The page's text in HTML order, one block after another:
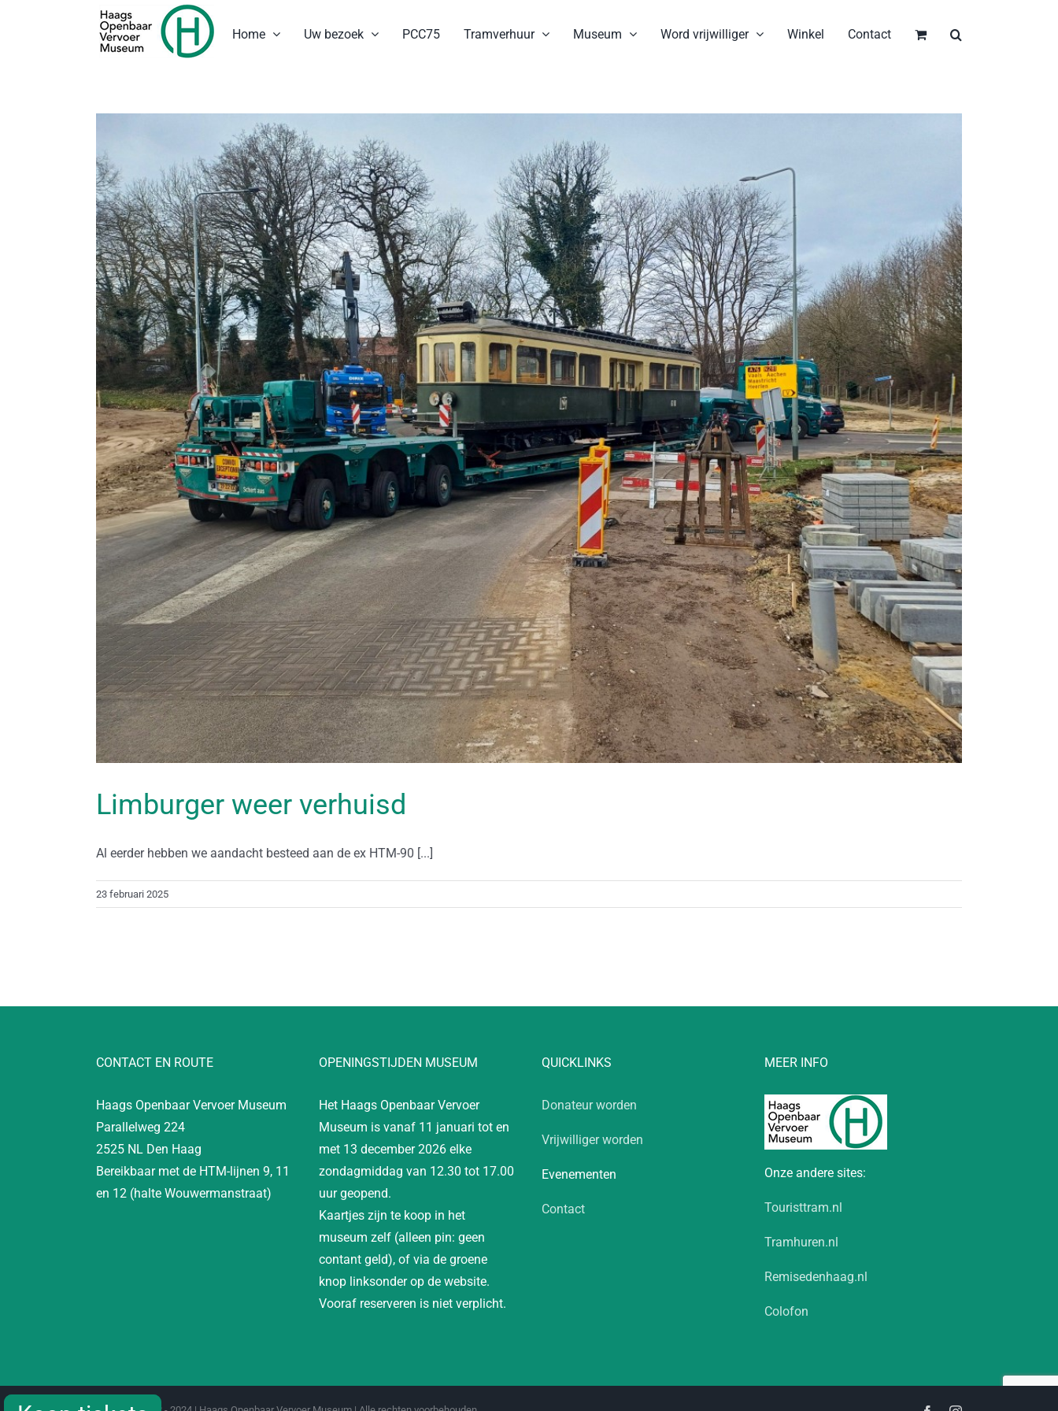
Home Uw bezoek PCC75 Tramverhuur Museum Word vrijwilliger Winkel Contact
Limburger weer verhuisd
Al eerder hebben we aandacht besteed aan de ex HTM-90 [...]
23 februari 2025
CONTACT EN ROUTE
Haags Openbaar Vervoer Museum
Parallelweg 224
2525 NL Den Haag
Bereikbaar met de HTM-lijnen 9, 11
en 12 (halte Wouwermanstraat)
OPENINGSTIJDEN MUSEUM
Het Haags Openbaar Vervoer
Museum is vanaf 11 januari tot en
met 13 december 2026 elke
zondagmiddag van 12.30 tot 17.00
uur geopend.
Kaartjes zijn te koop in het
museum zelf (alleen pin: geen
contant geld), of via de groene
knop linksonder op de website.
Vooraf reserveren is niet verplicht.
QUICKLINKS
Donateur worden
Vrijwilliger worden
Evenementen
Contact
MEER INFO
Onze andere sites:
Touristtram.nl
Tramhuren.nl
Remisedenhaag.nl
Colofon